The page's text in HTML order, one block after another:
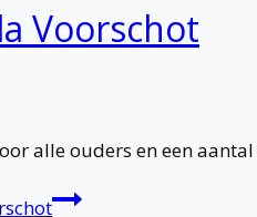
Voorschot
alle ouders en een